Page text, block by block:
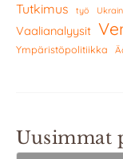
Tutkimus työ
Vaalianalyysit
Ympäristöpolitiikka
Uusimmat